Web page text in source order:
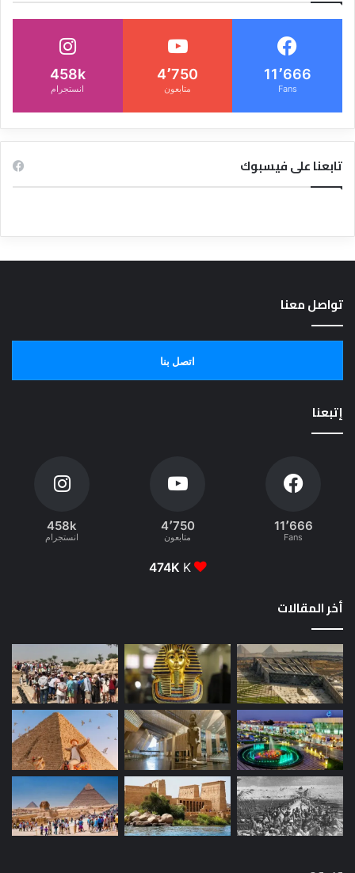
11٬666
Fans
4٬750
متابعون
458k
انستجرام
تابعنا على فيسبوك
تواصل معنا
اتصل بنا
إتبعنا
11٬666
Fans
4٬750
متابعون
458k
انستجرام
474K K
أخر المقالات